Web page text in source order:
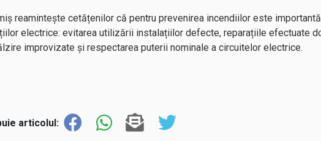
reamintește cetățenilor că pentru prevenirea incendiilor este
electrice: evitarea utilizării instalațiilor defecte, reparațiile efectuate
improvizate și respectarea puterii nominale a circuitelor electrice.
articolul: